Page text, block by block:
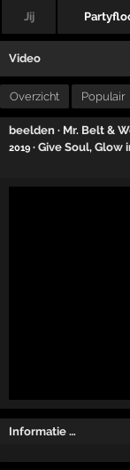
Jij
Video
Overzicht Populair
beelden · Mr. Belt &
2019 ·Give Soul,Glow
Informatie …